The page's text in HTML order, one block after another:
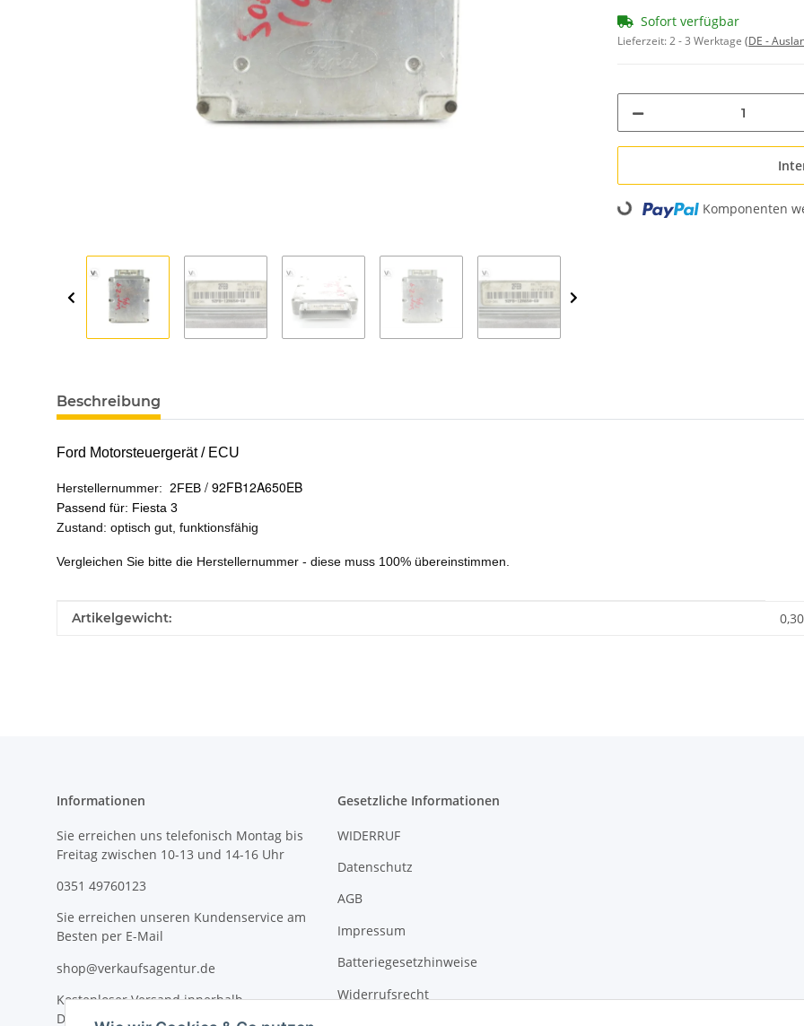
Sofort verfügbar
Lieferzeit:2 - 3 Werktage (DE -
Loading... Komponenten
Beschreibung
Ford Motorsteuergerät / ECU
Herstellernummer: 2FEB / 92FB12A650EB
Passend für: Fiesta 3
Zustand: optisch gut, funktionsfähig
Vergleichen Sie bitte die Herstellernummer - diese muss 100% übereinstimmen.
Produkteigenschaft
Wert
Artikelgewicht: 0,30
Informationen
Sie erreichen uns telefonisch Montag bis
Freitag zwischen 10-13 und 14-16 Uhr
0351 49760123
Sie erreichen unseren Kundenservice am
Besten per E-Mail
shop@verkaufsagentur.de
Kostenloser Versand innerhalb
Deutschlands
Gesetzliche Informationen
WIDERRUF
Datenschutz
AGB
Impressum
Batteriegesetzhinweise
Widerrufsrecht